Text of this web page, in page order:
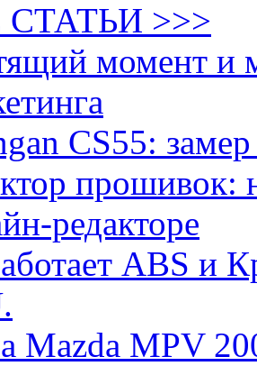
>>>
момент и
CS55:
прошивок:
редакторе
ABS и
Mazda MPV